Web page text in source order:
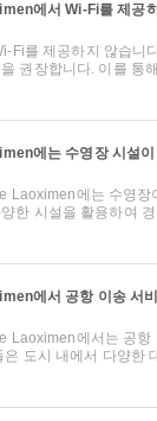
에서 Wi-Fi를 제공
Fi를 제공하지 않습니
권장합니다. 이를 통
에는 수영장 시설이
Laoximen에는 수영장
한 시설을 활용하여
에서 공항 이송 서
Laoximen에서는 공항
도시 내에서 다양한